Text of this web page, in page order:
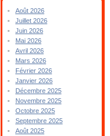
Août 2026
Juillet 2026
Juin 2026
Mai 2026
Avril 2026
Mars 2026
Février 2026
Janvier 2026
Décembre 2025
Novembre 2025
Octobre 2025
Septembre 2025
Août 2025